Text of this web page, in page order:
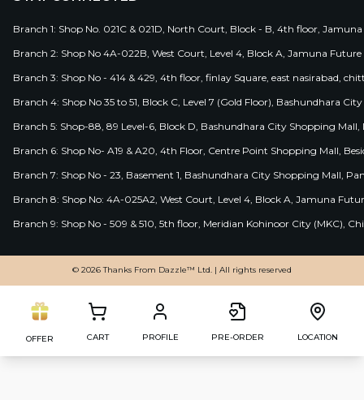
Branch 1: Shop No. 021C & 021D, North Court, Block - B, 4th floor,
Branch 2: Shop No 4A-022B, West Court, Level 4, Block A, Jamuna
Branch 3: Shop No - 414 & 429, 4th floor, finlay Square, east nasirabad,
Branch 4: Shop No 35 to 51, Block C, Level 7 (Gold Floor), Bashundhara
Branch 5: Shop-88, 89 Level-6, Block D, Bashundhara City Shopping
Branch 6: Shop No- A19 & A20, 4th Floor, Centre Point Shopping Mall,
Branch 7: Shop No - 23, Basement 1, Bashundhara City Shopping Mall,
Branch 8: Shop No: 4A-025A2, West Court, Level 4, Block A, Jamuna
Branch 9: Shop No - 509 & 510, 5th floor, Meridian Kohinoor City (MKC),
© 2026 Thanks From Dazzle™ Ltd. | All rights reserved
OFFER CART PROFILE PRE-ORDER LOCATION